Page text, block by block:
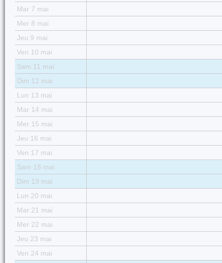
Mar 7 mai
Mer 8 mai
Jeu 9 mai
Ven 10 mai
Sam 11 mai
Dim 12 mai
Lun 13 mai
Mar 14 mai
Mer 15 mai
Jeu 16 mai
Ven 17 mai
Sam 18 mai
Dim 19 mai
Lun 20 mai
Mar 21 mai
Mer 22 mai
Jeu 23 mai
Ven 24 mai